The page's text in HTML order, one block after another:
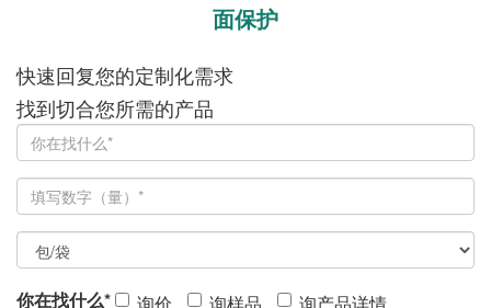
面保护
快速回复您的定制化需求
找到切合您所需的产品
你在找什么* 询价 询样品 询产品详情